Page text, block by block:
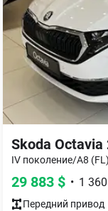
Skoda Octavia
IV поколение/A8 (FL)
29 883 $ • 1
Передний привод